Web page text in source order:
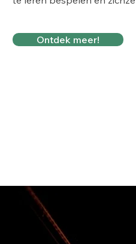
Ontdek meer!